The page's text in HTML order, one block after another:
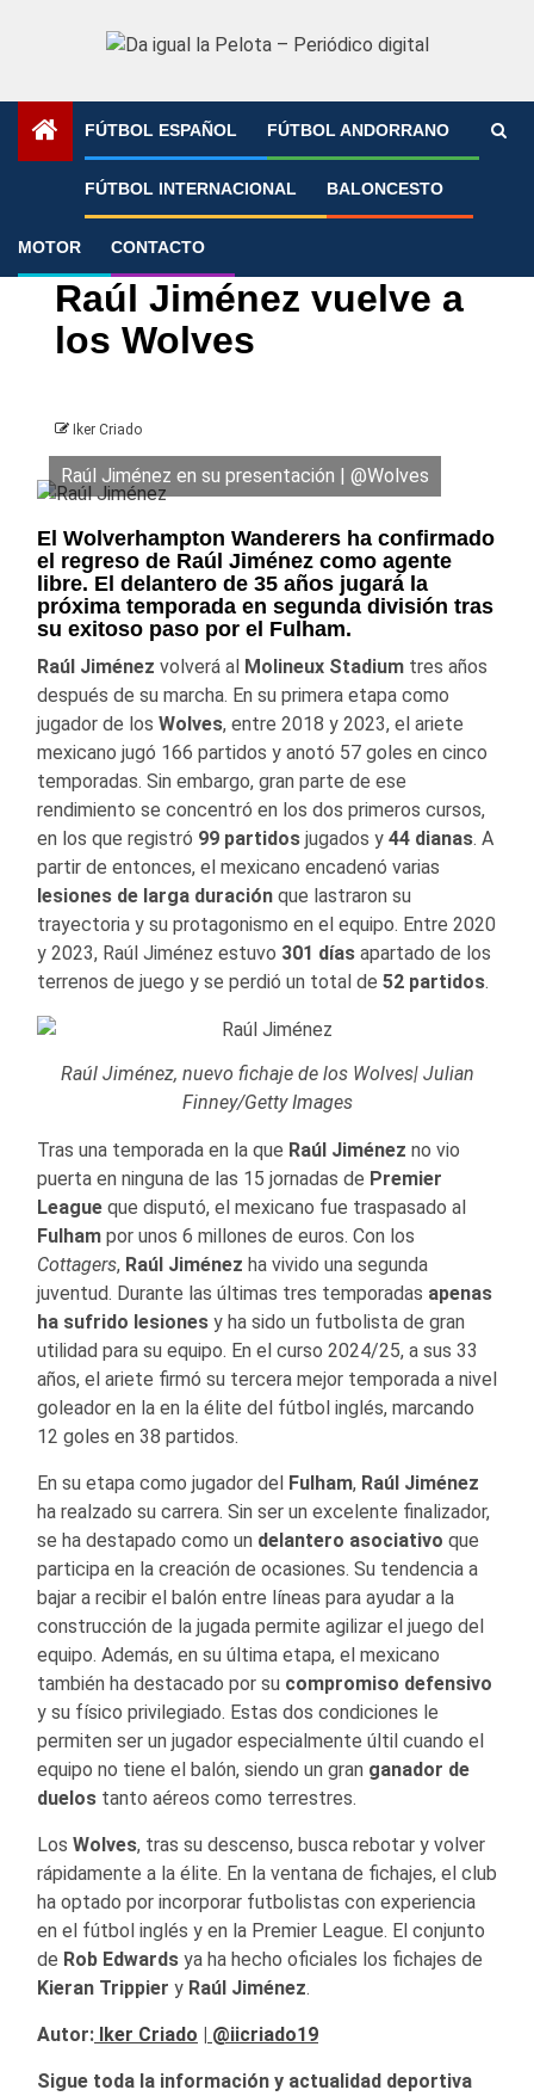
FÚTBOL ESPAÑOL FÚTBOL ANDORRANO
FÚTBOL INTERNACIONAL BALONCESTO
MOTOR CONTACTO
»
Fútbol Internacional Premier League
Raúl Jiménez vuelve a
los Wolves
Iker Criado
Raúl Jiménez en su presentación | @Wolves
El Wolverhampton Wanderers ha confirmado
el regreso de Raúl Jiménez como agente
libre. El delantero de 35 años jugará la
próxima temporada en segunda división tras
su exitoso paso por el Fulham.
Raúl Jiménez volverá al Molineux Stadium tres años
después de su marcha. En su primera etapa como
jugador de los Wolves, entre 2018 y 2023, el ariete
mexicano jugó 166 partidos y anotó 57 goles en cinco
temporadas. Sin embargo, gran parte de ese
rendimiento se concentró en los dos primeros cursos,
en los que registró 99 partidos jugados y 44 dianas. A
partir de entonces, el mexicano encadenó varias
lesiones de larga duración que lastraron su
trayectoria y su protagonismo en el equipo. Entre 2020
y 2023, Raúl Jiménez estuvo 301 días apartado de los
terrenos de juego y se perdió un total de 52 partidos.
Raúl Jiménez, nuevo fichaje de los Wolves| Julian
Finney/Getty Images
Tras una temporada en la que Raúl Jiménez no vio
puerta en ninguna de las 15 jornadas de Premier
League que disputó, el mexicano fue traspasado al
Fulham por unos 6 millones de euros. Con los
Cottagers, Raúl Jiménez ha vivido una segunda
juventud. Durante las últimas tres temporadas apenas
ha sufrido lesiones y ha sido un futbolista de gran
utilidad para su equipo. En el curso 2024/25, a sus 33
años, el ariete firmó su tercera mejor temporada a nivel
goleador en la en la élite del fútbol inglés, marcando
12 goles en 38 partidos.
En su etapa como jugador del Fulham, Raúl Jiménez
ha realzado su carrera. Sin ser un excelente finalizador,
se ha destapado como un delantero asociativo que
participa en la creación de ocasiones. Su tendencia a
bajar a recibir el balón entre líneas para ayudar a la
construcción de la jugada permite agilizar el juego del
equipo. Además, en su última etapa, el mexicano
también ha destacado por su compromiso defensivo
y su físico privilegiado. Estas dos condiciones le
permiten ser un jugador especialmente últil cuando el
equipo no tiene el balón, siendo un gran ganador de
duelos tanto aéreos como terrestres.
Los Wolves, tras su descenso, busca rebotar y volver
rápidamente a la élite. En la ventana de fichajes, el club
ha optado por incorporar futbolistas con experiencia
en el fútbol inglés y en la Premier League. El conjunto
de Rob Edwards ya ha hecho oficiales los fichajes de
Kieran Trippier y Raúl Jiménez.
Autor: Iker Criado | @iicriado19
Sigue toda la información y actualidad deportiva